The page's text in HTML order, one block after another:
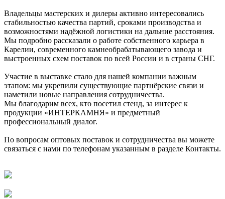
Владельцы мастерских и дилеры активно интересовались
стабильностью качества партий, сроками производства и
возможностями надёжной логистики на дальние расстояния.
Мы подробно рассказали о работе собственного карьера в
Карелии, современного камнеобрабатывающего завода и
выстроенных схем поставок по всей России и в страны СНГ.
Участие в выставке стало для нашей компании важным
этапом: мы укрепили существующие партнёрские связи и
наметили новые направления сотрудничества.
Мы благодарим всех, кто посетил стенд, за интерес к
продукции «ИНТЕРКАМНЯ» и предметный
профессиональный диалог.
По вопросам оптовых поставок и сотрудничества вы можете
связаться с нами по телефонам указанным в разделе Контакты.